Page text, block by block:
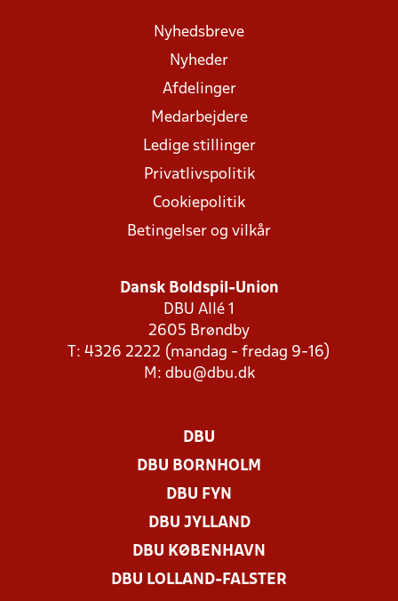
Nyhedsbreve
Nyheder
Afdelinger
Medarbejdere
Ledige stillinger
Privatlivspolitik
Cookiepolitik
Betingelser og vilkår
Dansk Boldspil-Union
DBU Allé 1
2605 Brøndby
T: 4326 2222 (mandag - fredag 9-16)
M: dbu@dbu.dk
DBU
DBU BORNHOLM
DBU FYN
DBU JYLLAND
DBU KØBENHAVN
DBU LOLLAND-FALSTER